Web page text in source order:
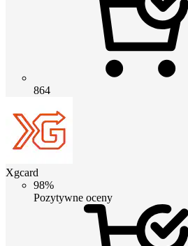
864
Xgcard
98%
Pozytywne oceny